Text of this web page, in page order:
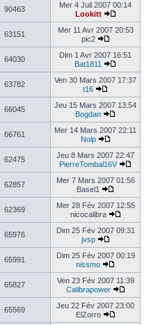
90463
Mer 4 Juil 2007 00:14
Lookitt
63151
Mer 11 Avr 2007 20:53
pic2
64030
Dim 1 Avr 2007 16:51
Bat1811
63782
Ven 30 Mars 2007 17:37
t16
66045
Jeu 15 Mars 2007 13:54
Bogdan
66761
Mer 14 Mars 2007 22:11
Nolp
62475
Jeu 8 Mars 2007 22:47
PierreTombal16V
62857
Mer 7 Mars 2007 01:56
Basel1
62369
Mer 28 Fév 2007 12:55
nicocalibra
65976
Dim 25 Fév 2007 09:31
jvsp
65991
Dim 25 Fév 2007 00:19
nissmo
65827
Ven 23 Fév 2007 11:39
Calibrapower
65569
Jeu 22 Fév 2007 23:00
ElZorro